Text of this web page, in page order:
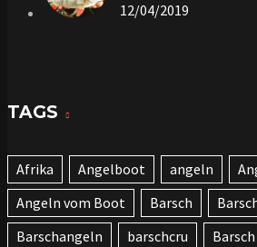
12/04/2019
TAGS
Afrika Angelboot angeln
Angeln vom Boot
Barsch
Barschangeln
barschcru